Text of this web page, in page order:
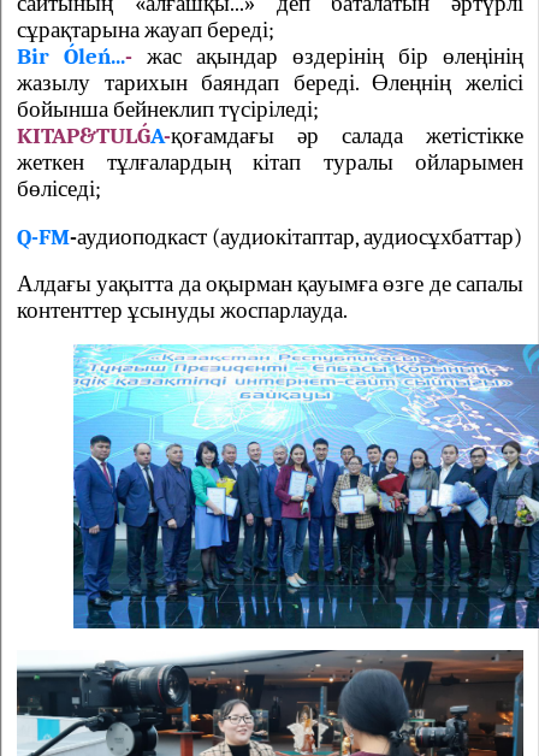
сұрақтарына жауап береді;
Bir Óleń...- жас ақындар өздерінің бір өлеңінің
жазылу тарихын баяндап береді. Өлеңнің желісі
бойынша бейнеклип түсіріледі;
KITAP&TULǴA-қоғамдағы әр салада жетістікке
жеткен тұлғалардың кітап туралы ойларымен
бөліседі;
Q-FM-аудиоподкаст (аудиокітаптар, аудиосұхбаттар)
Алдағы уақытта да оқырман қауымға өзге де сапалы
контенттер ұсынуды жоспарлауда.